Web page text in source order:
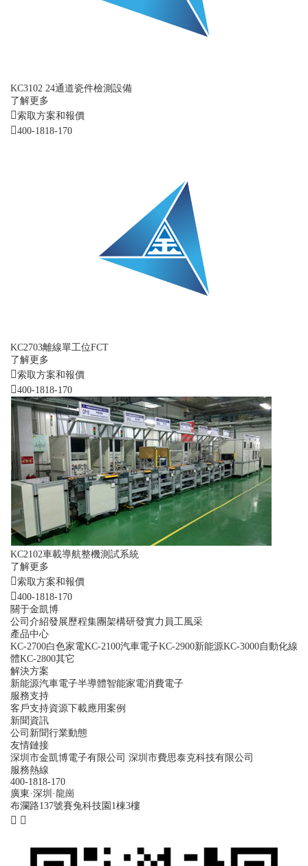
KC3102 24通道瓷件檢測設備
了解更多
索取方案和報價
400-1818-170
KC2703離線單工位FCT
了解更多
索取方案和報價
400-1818-170
KC2102車載導航整機測試系統
了解更多
索取方案和報價
400-1818-170
關于金凱博
公司介紹發展歷程集團架構研發實力 員工風采
產品中心
KC-2700白色家電KC-2100汽車電子KC-2900新能源KC-3000自動化線
體KC-2800其它
解決方案
新能源汽車電子半導體智能家電消費電子
服務支持
客戶支持資源下載 應用案例
新聞資訊
公司新聞行業動態
友情鏈接
深圳市金凱博電子有限公司 深圳市費思泰克科技有限公司
服務熱線
400-1818-170
廣東·深圳·龍崗
布瀾路137號賽兔科技園1棟3樓